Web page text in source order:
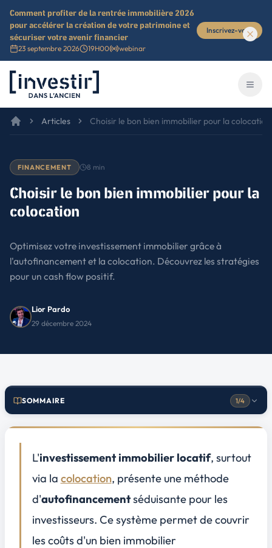
Comment profiter de la rentrée immobilière 2026
pour accélérer la création de votre patrimoine et
sécuriser votre avenir financier
23 septembre 2026 19H00 webinar
Inscrivez-vous
Investir dans l'ancien
Articles Choisir le bon bien immobilier pour la colocation
FINANCEMENT 8 min
Choisir le bon bien immobilier pour la
colocation
Optimisez votre investissement immobilier grâce à
l'autofinancement et la colocation. Découvrez les stratégies
pour un cash flow positif.
Lior Pardo
29 décembre 2024
SOMMAIRE 1/4
1 Choisir le bon bien immobilier pour la colocation
Estimation des coûts versus revenus potentiels
Optimiser le financement de votre investissement
L'investissement immobilier locatif, surtout
via la colocation, présente une méthode
d'autofinancementséduisante pour les
investisseurs. Ce système permet de couvrir
les coûts d'un bien immobilier